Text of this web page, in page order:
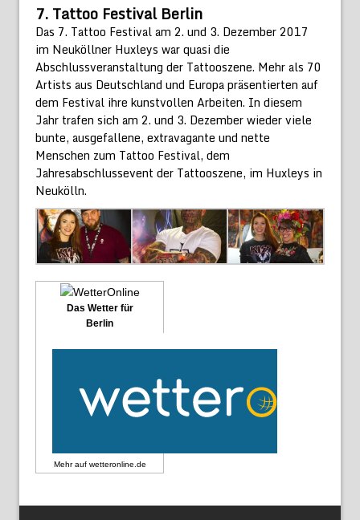
7. Tattoo Festival Berlin
Das 7. Tattoo Festival am 2. und 3. Dezember 2017
im Neuköllner Huxleys war quasi die
Abschlussveranstaltung der Tattooszene. Mehr als 70
Artists aus Deutschland und Europa präsentierten auf
dem Festival ihre kunstvollen Arbeiten. In diesem
Jahr trafen sich am 2. und 3. Dezember wieder viele
bunte, ausgefallene, extravagante und nette
Menschen zum Tattoo Festival, dem
Jahresabschlussevent der Tattooszene, im Huxleys in
Neukölln.
Das Wetter für
Berlin
Mehr auf wetteronline.de